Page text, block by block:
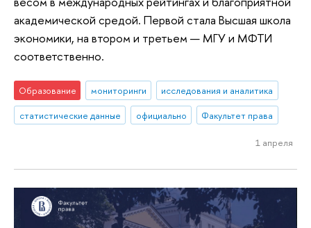
академической средой. Первой стала Высшая школа
экономики, на втором и третьем — МГУ и МФТИ
соответственно.
Образование мониторинги
исследования и аналитика
статистические данные
официально Факультет права
1 апреля